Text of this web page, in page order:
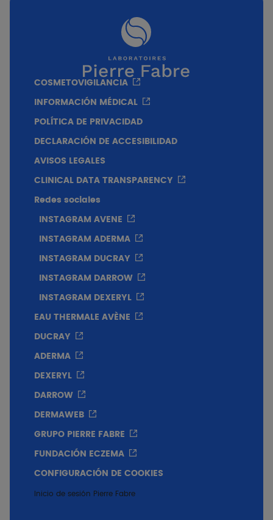
100 ml$440
Textura
Fragancia ligera.
Respeto por la coloración.
COSMETOVIGILANCIA
INFORMACIÓN MÉDICAL
POLÍTICA DE PRIVACIDAD
DECLARACIÓN DE ACCESIBILIDAD
AVISOS LEGALES
CLINICAL DATA TRANSPARENCY
Redes sociales
INSTAGRAM AVENE
INSTAGRAM ADERMA
INSTAGRAM DUCRAY
INSTAGRAM DARROW
INSTAGRAM DEXERYL
EAU THERMALE AVÈNE
DUCRAY
ADERMA
DEXERYL
DARROW
DERMAWEB
GRUPO PIERRE FABRE
FUNDACIÓN ECZEMA
CONFIGURACIÓN DE COOKIES
Inicio de sesión Pierre Fabre